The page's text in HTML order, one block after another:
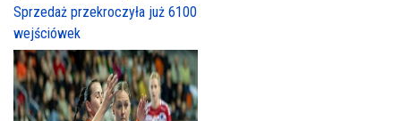
Sprzedaż przekroczyła już 6100
wejściówek